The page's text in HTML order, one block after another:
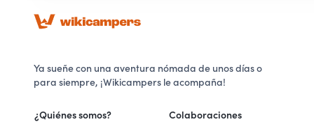
Ya sueñe con una aventura nómada de unos días o
para siempre, ¡Wikicampers le acompaña!
¿Quiénes somos?
Colaboraciones